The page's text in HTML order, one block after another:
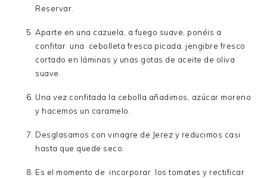
Reservar.
Aparte en una cazuela, a fuego suave, ponéis a
confitar una cebolleta fresca picada, jengibre fresco
cortado en láminas y unas gotas de aceite de oliva
suave.
Una vez confitada la cebolla añadimos, azúcar moreno
y hacemos un caramelo.
Desglasamos con vinagre de Jerez y reducimos casi
hasta que quede seco.
Es el momento de incorporar los tomates y rectificar